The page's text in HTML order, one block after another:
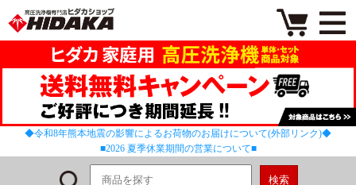
◆令和8年熊本地震の影響によるお荷物のお届けについて(外部リンク)◆
■2026 夏季休業期間の営業について■